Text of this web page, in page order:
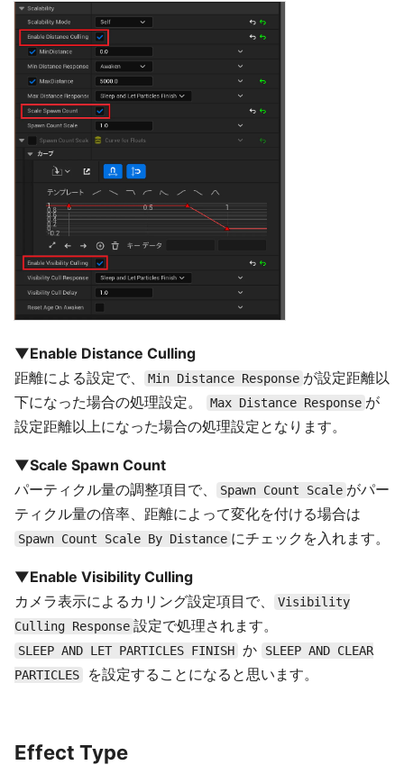
▼Enable Distance Culling
距離による設定で、
Min Distance Response が設定距離以
下になった場合の処理設定。
Max Distance Response が
設定距離以上になった場合の処理設定となります。
▼Scale Spawn Count
パーティクル量の調整項目で、
Spawn Count Scale がパー
ティクル量の倍率、距離によって変化を付ける場合は
Spawn Count Scale By Distance にチェックを入れます。
▼Enable Visibility Culling
カメラ表示によるカリング設定項目で、
Visibility
Culling Response 設定で処理されます。
SLEEP AND LET PARTICLES FINISH か
SLEEP AND CLEAR
PARTICLES
を設定することになると思います。
Effect Type